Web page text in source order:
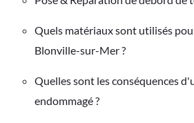
Quels matériaux sont utilisés
Blonville-sur-Mer ?
Quelles sont les conséquences
endommagé ?